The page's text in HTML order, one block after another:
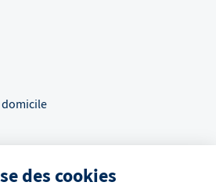
domicile
des cookies